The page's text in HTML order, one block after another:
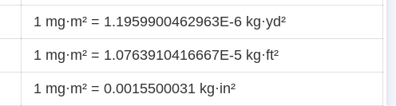
1 mg·m² = 1.1959900462963E-6 kg·yd²
1 mg·m² = 1.0763910416667E-5 kg·ft²
1 mg·m² = 0.0015500031 kg·in²